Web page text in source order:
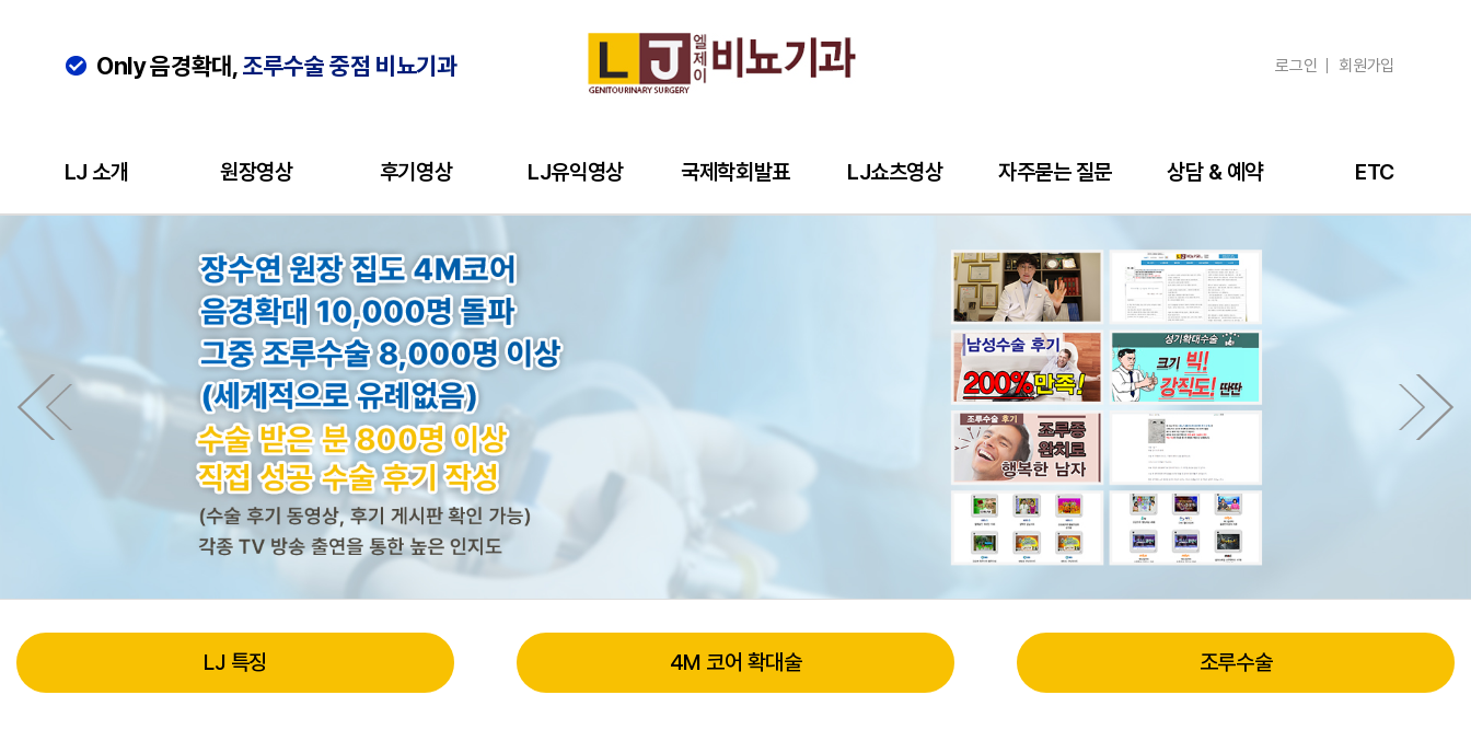
Only 음경확대,조루수술 중점 비뇨기과 로그인 회원가입
LJ 소개 원장영상 후기영상 LJ유익영상 국제학회발표 LJ쇼츠영상 자주묻는 질문 상담 & 예약 ETC
LJ 특징 4M 코어 확대술 조루수술